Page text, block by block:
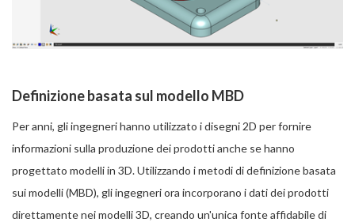
Definizione basata sul modello MBD
Per anni, gli ingegneri hanno utilizzato i disegni 2D per fornire
informazioni sulla produzione dei prodotti anche se hanno
progettato modelli in 3D. Utilizzando i metodi di definizione basata
sui modelli (MBD), gli ingegneri ora incorporano i dati dei prodotti
direttamente nei modelli 3D, creando un'unica fonte affidabile di